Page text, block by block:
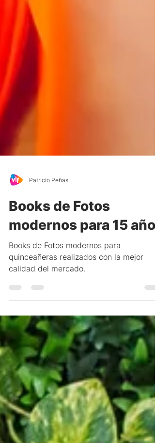
Patricio Peñas
Books de Fotos
modernos para 15 años
quinceañeras realizados con la mejor
calidad del mercado.